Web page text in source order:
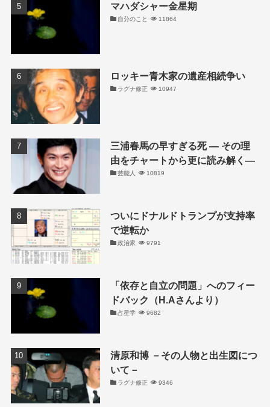
マハダシャー金星期
自分のこと 11864
ロッキー青木家の遺産相続争い
ラグナ修正 10947
三浦春馬の早すぎる死 ― その理
由をチャートから更に読み解く―
芸能人 10819
ついにドナルドトランプが支持率
で逆転か
政治家 9791
「依存と自立の問題」へのフィー
ドバック（H.Aさんより）
占星学 9682
清原和博 －その人物と出生図につ
いて－
ラグナ修正 9346